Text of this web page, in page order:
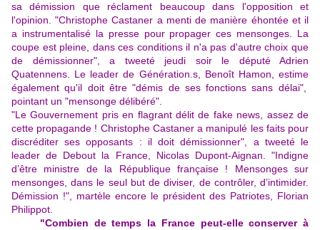
sa démission que réclament beaucoup dans l'opposition et
l'opinion. "Christophe Castaner a menti de manière éhontée et il
a instrumentalisé la presse pour propager ces mensonges. La
coupe est pleine, dans ces conditions il n'a pas d'autre choix que
de démissionner", a tweeté jeudi soir le député Adrien
Quatennens. Le leader de Génération.s, Benoît Hamon, estime
également qu'il doit être "démis de ses fonctions sans délai",
pointant un "mensonge délibéré".
"Le Gouvernement pris en flagrant délit de fake news, assez de
cette propagande ! Christophe Castaner a manipulé les faits pour
discréditer ses opposants : il doit démissionner", a tweeté le
leader de Debout la France, Nicolas Dupont-Aignan . "Indigne
d’être ministre de la République française ! Mensonges sur
mensonges, dans le seul but de diviser, de contrôler, d’intimider.
Démission !", martèle encore le président des Patriotes, Florian
Philippot.
"Combien de temps la France peut-elle conserver à